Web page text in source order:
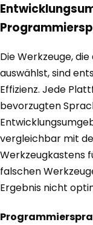
Die Werkzeuge,
auswählst, sind
Effizienz. Jede
bevorzugten
vergleichbar mit
Werkzeugkastens
falschen
Ergebnis nicht